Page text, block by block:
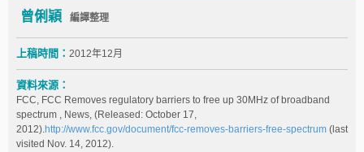
曾俐穎 編譯整理
上稿時間： 2012年12月
資料來源：
FCC, FCC Removes regulatory barriers to free up 30MHz of broadband
spectrum , News, (Released: October 17,
2012).http://www.fcc.gov/document/fcc-removes-barriers-free-spectrum (last
visited Nov. 14, 2012).